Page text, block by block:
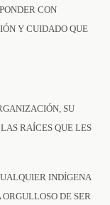
CON
Y CUIDADO QUE
SU
RAÍCES QUE LES
INDÍGENA
DE SER